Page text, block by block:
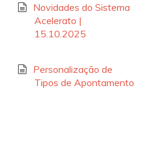
Novidades do Sistema
Acelerato |
15.10.2025
Personalização de
Tipos de Apontamento